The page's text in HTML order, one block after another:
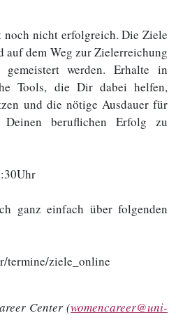
noch nicht erfolgreich. Die Ziele
auf dem Weg zur Zielerreichung
werden. Erhalte in
Tools, die Dir dabei helfen,
und die nötige Ausdauer für
beruflichen Erfolg zu
ganz einfach über folgenden
termine/ziele_online
Center (womencareer@uni-